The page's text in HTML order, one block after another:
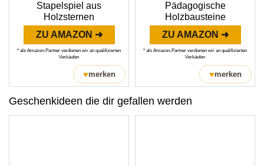
Stapelspiel aus
Holzsternen
ZU AMAZON ➜
* als Amazon-Partner verdienen wir an qualifizierten
Verkäufen
♥merken
Pädagogische
Holzbausteine
ZU AMAZON ➜
* als Amazon-Partner verdienen wir an qualifizierten
Verkäufen
♥merken
Geschenkideen die dir gefallen werden